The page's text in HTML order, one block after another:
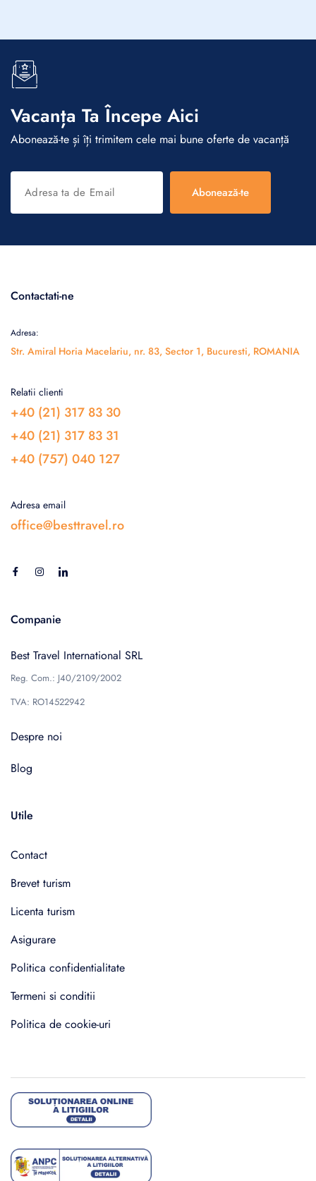
Vacanța Ta Începe Aici
Abonează-te și îți trimitem cele mai bune oferte de vacanță
Abonează-te
Contactati-ne
Adresa:
Str. Amiral Horia Macelariu, nr. 83, Sector 1, Bucuresti, ROMANIA
Relatii clienti
+40 (21) 317 83 30
+40 (21) 317 83 31
+40 (757) 040 127
Adresa email
office@besttravel.ro
Companie
Best Travel International SRL
Reg. Com.: J40/2109/2002
TVA: RO14522942
Despre noi
Blog
Utile
Contact
Brevet turism
Licenta turism
Asigurare
Politica confidentialitate
Termeni si conditii
Politica de cookie-uri